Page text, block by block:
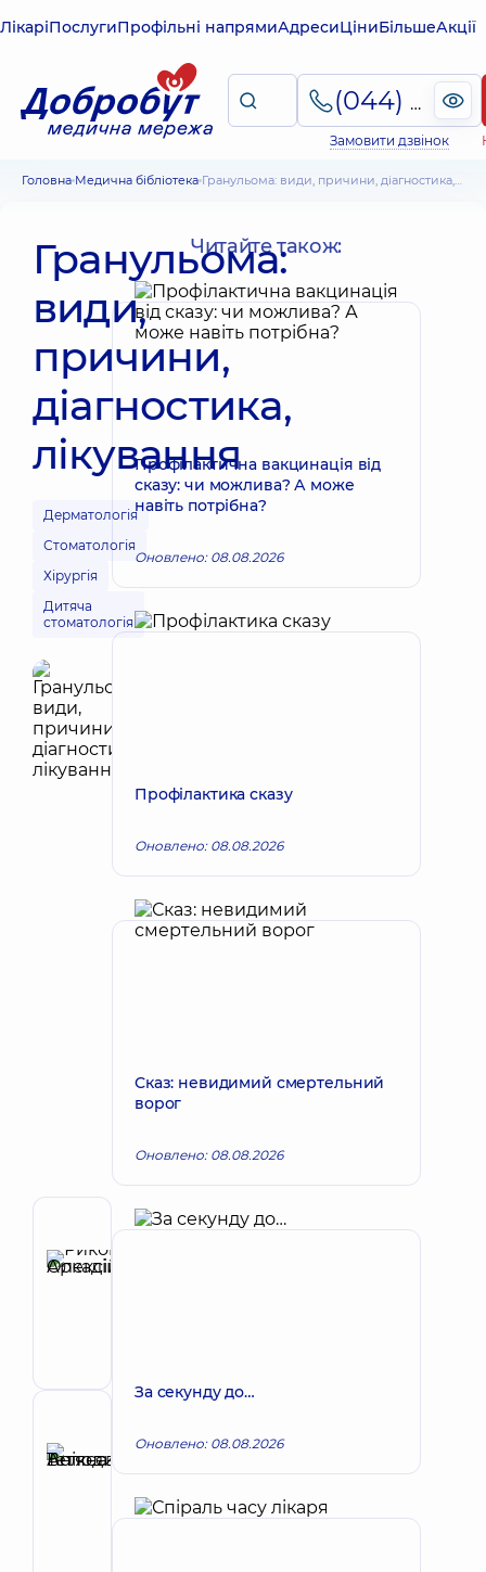
ЛікаріПослугиПрофільні напрямиАдресиЦіниБільшеАкції
(044) 495-2-888
Замовити дзвінок
Головна Медична бібліотека Гранульома: види, причини, діагностика, лікування
Гранульома:
види,
причини,
діагностика,
лікування
Дерматологія
Стоматологія
Хірургія
Дитяча
стоматологія
Автор
Анікєєва
Тетяна
Володимирівна
Читайте також:
Профілактична вакцинація від
сказу: чи можлива? А може
навіть потрібна?
Оновлено: 08.08.2026
Профілактика сказу
Оновлено: 08.08.2026
Сказ: невидимий смертельний
ворог
Оновлено: 08.08.2026
За секунду до…
Оновлено: 08.08.2026